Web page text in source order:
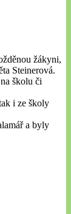
žákyni,
Steinerová.
školu či
i ze školy
a byly